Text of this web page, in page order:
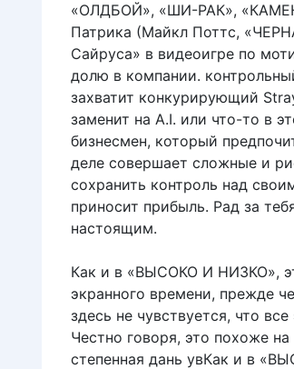
«ОЛДБОЙ», «ШИ-РАК»,
Патрика (Майкл Поттс,
Сайруса» в видеоигре по
долю в компании.
захватит конкурирующий
заменит на A.I. или что-то в
бизнесмен, который
деле совершает сложные и
сохранить контроль над
приносит прибыль. Рад за
настоящим.
Как и в «ВЫСОКО И НИЗКО»,
экранного времени, прежде
здесь не чувствуется, что
Честно говоря, это похоже
степенная дань увКак и в